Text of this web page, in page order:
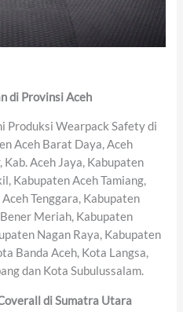
di Provinsi Aceh
Produksi Wearpack Safety di
Aceh Barat Daya, Aceh
Aceh Jaya, Kabupaten
Kabupaten Aceh Tamiang,
Tenggara, Kabupaten
Meriah, Kabupaten
Nagan Raya, Kabupaten
Banda Aceh, Kota Langsa,
dan Kota Subulussalam.
di Sumatra Utara